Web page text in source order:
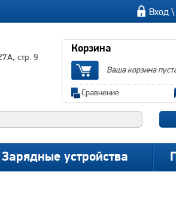
Вход \
стр. 9
Корзина
Ваша корзина
Сравнение
Зарядные устройства